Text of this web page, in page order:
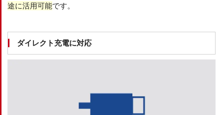
途に活用可能です。
ダイレクト充電に対応